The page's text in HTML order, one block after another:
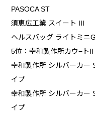
PASOCA ST
須恵広工業 スイート III
ヘルスバッグ ライトミニ
5位：幸和製作所カウ−トII
幸和製作所 シルバーカー
イプ
幸和製作所 シルバーカー
イプ